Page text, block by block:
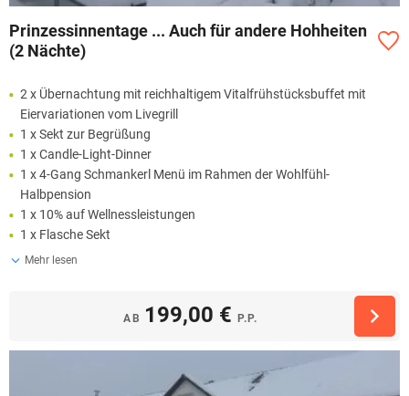
Prinzessinnentage ... Auch für andere Hohheiten
(2 Nächte)
2 x Übernachtung mit reichhaltigem Vitalfrühstücksbuffet mit
Eiervariationen vom Livegrill
1 x Sekt zur Begrüßung
1 x Candle-Light-Dinner
1 x 4-Gang Schmankerl Menü im Rahmen der Wohlfühl-
Halbpension
1 x 10% auf Wellnessleistungen
1 x Flasche Sekt
Mehr lesen
AB 199,00 € P.P.